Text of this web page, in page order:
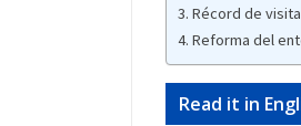
Récord de
Reforma del
Read it in